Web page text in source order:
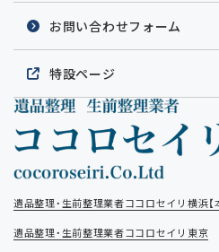
遺品整理・生前整理業者ココロセイリ横浜【
遺品整理・生前整理業者ココロセイリ東京
お問い合わせフォーム
特設ページ